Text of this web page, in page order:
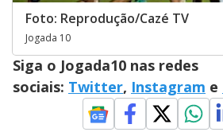
Foto: Reprodução/Cazé TV
Jogada 10
Siga o Jogada10 nas redes
sociais: Twitter, Instagram e